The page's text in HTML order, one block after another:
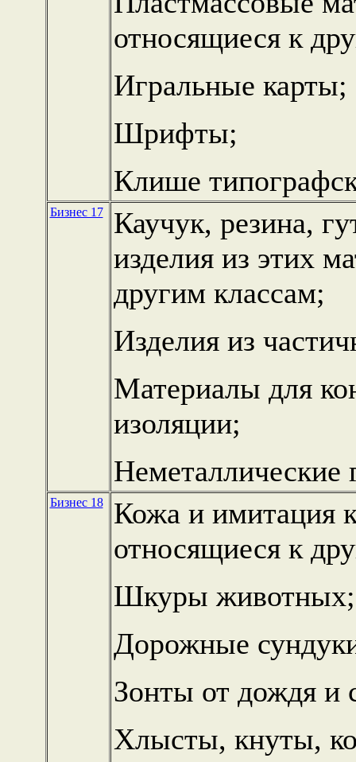
относящиеся к
Игральные карты;
Шрифты;
Клише
Бизнес 17
Каучук, резина,
изделия из этих
другим классам;
Изделия из
Материалы для
изоляции;
Неметаллические
Бизнес 18
Кожа и имитация
относящиеся к
Шкуры животных;
Дорожные
Зонты от дождя и
Хлысты, кнуты,